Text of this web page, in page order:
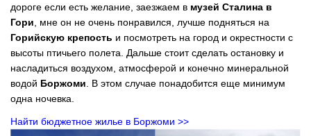
дороге если есть желание, заезжаем в музей Сталина в
Гори , мне он не очень понравился, лучше подняться на
Горийскую крепость и посмотреть на город и окрестности с
высоты птичьего полета. Дальше стоит сделать остановку и
насладиться воздухом, атмосферой и конечно минеральной
водой Боржоми . В этом случае понадобится еще минимум
одна ночевка.
Найти бюджетное жилье в Боржоми >>